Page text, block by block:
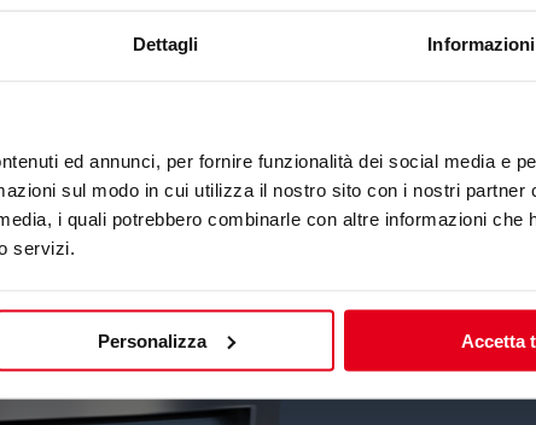
Dettagli
ed annunci, per fornire funzionalità dei social media e
sul modo in cui utilizza il nostro sito con i nostri partner
i quali potrebbero combinarle con altre informazioni che
servizi.
Personalizza Accetta